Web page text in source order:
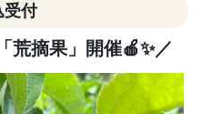
受付
荒摘果」開催🍎✨／